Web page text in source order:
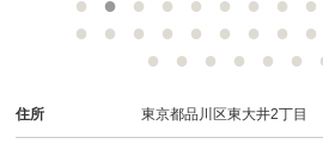
住所 東京都品川区東大井2丁目